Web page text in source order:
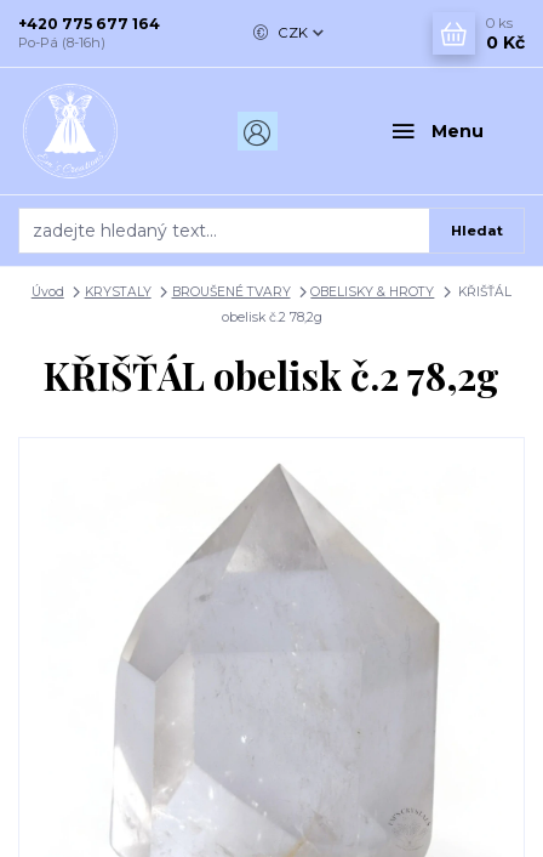
Menu
CZK
Hledat
+420 775 677 164
Po-Pá (8-16h)
0 ks
0 Kč
Úvod KRYSTALY BROUŠENÉ TVARY OBELISKY & HROTY
KŘIŠŤÁL
obelisk č.2 78,2g
KŘIŠŤÁL obelisk č.2 78,2g